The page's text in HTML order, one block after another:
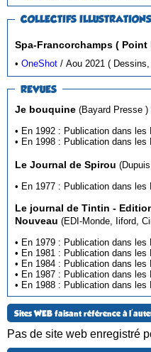
COLLECTIFS ILLUSTRATIONS
Spa-Francorchamps ( Point
•OneShot / Aou 2021 (
REVUES
Je bouquine
(Bayard Presse )
Le Journal de Spirou
• En 1977 : Publication dans
Le journal de Tintin -
Nouveau
• En 1981 : Publication dans
• En 1984 : Publication dans
• En 1987 : Publication dans
• En 1988 : Publication dans
Sites WEB faisant référence à
Pas de site web enregistré